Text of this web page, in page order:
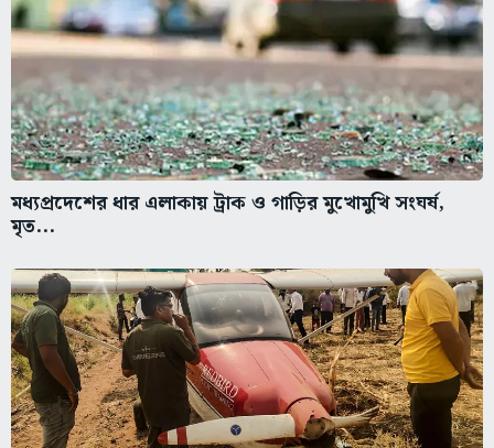
মধ্যপ্রদেশের ধার এলাকায় ট্রাক ও গাড়ির মুখোমুখি সংঘর্ষ,
মৃত...